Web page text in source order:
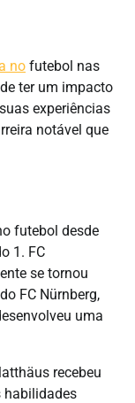
no futebol nas
ter um impacto
experiências
notável que
futebol desde
1. FC
se tornou
FC Nürnberg,
uma
recebeu
habilidades